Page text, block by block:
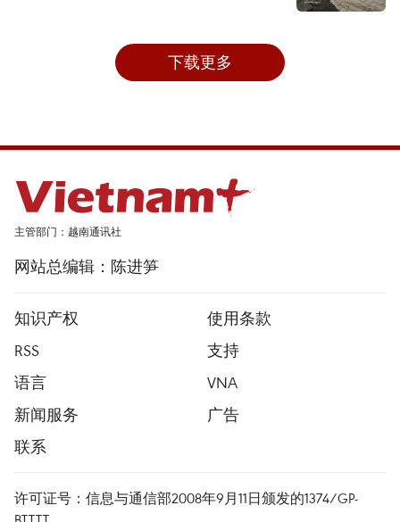
下载更多
主管部门：越南通讯社
网站总编辑：陈进笋
知识产权
使用条款
RSS
支持
语言
VNA
新闻服务
广告
联系
许可证号：信息与通信部2008年9月11日颁发的1374/GP-